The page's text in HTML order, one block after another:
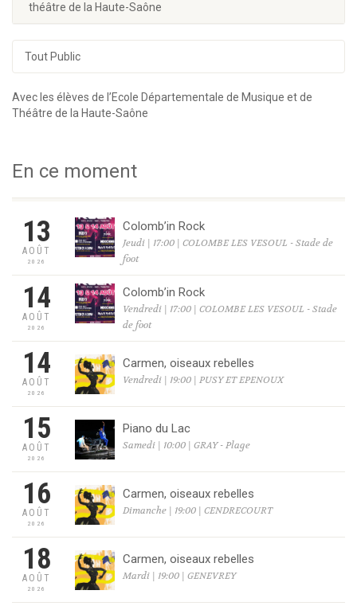
théâtre de la Haute-Saône
Tout Public
Avec les élèves de l’Ecole Départementale de Musique et de
Théâtre de la Haute-Saône
En ce moment
13
AOÛT
2026
Colomb’in Rock
Jeudi | 17:00 | COLOMBE LES VESOUL - Stade de
foot
14
AOÛT
2026
Colomb’in Rock
Vendredi | 17:00 | COLOMBE LES VESOUL - Stade
de foot
14
AOÛT
2026
Carmen, oiseaux rebelles
Vendredi | 19:00 | PUSY ET EPENOUX
15
AOÛT
2026
Piano du Lac
Samedi | 10:00 | GRAY - Plage
16
AOÛT
2026
Carmen, oiseaux rebelles
Dimanche | 19:00 | CENDRECOURT
18
AOÛT
2026
Carmen, oiseaux rebelles
Mardi | 19:00 | GENEVREY